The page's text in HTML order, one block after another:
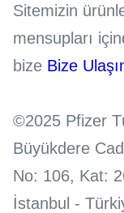
Sitemizin
mensupları
bize Bize
©2025 Pfizer
Büyükdere
No: 106, Kat:
İstanbul -